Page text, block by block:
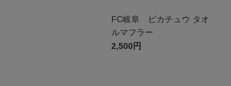
FC岐阜 ピカチュウ タオ
ルマフラー
2,500円